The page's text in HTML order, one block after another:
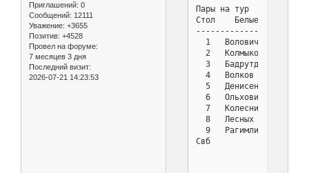
Приглашений: 0
Сообщений: 12111
Уважение: +3655
Позитив: +4528
Провел на форуме:
7 месяцев 3 дня
Последний визит:
2026-07-21 14:23:53
Пары на тур  4 - Турнир
Стол    Белые
1   Волович Василий
2   Колмыков
3   Бадрутдинова
4   Волков Кирилл
5   Денисенко
6   Ольховик
7   Колесников
8   Лесных Жанна
9   Рагимли Дениз
Свб            : 3